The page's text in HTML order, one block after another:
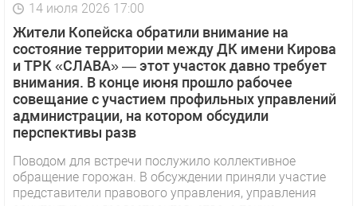
14 июля 2026 17:00
Жители Копейска обратили внимание на
состояние территории между ДК имени Кирова
и ТРК «СЛАВА» — этот участок давно требует
внимания. В конце июня прошло рабочее
совещание с участием профильных управлений
администрации, на котором обсудили
перспективы разв
Поводом для встречи послужило коллективное
обращение горожан. В обсуждении приняли участие
представители правового управления, управления
1 видео СМОТРЕТЬ